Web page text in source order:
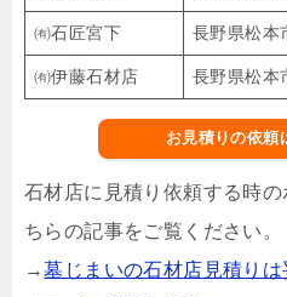
㈲石匠宮下 長野県松本
㈲伊藤石材店 長野県松本
お見積りの依頼
石材店に見積り依頼する時
ちらの記事をご覧ください。
→墓じまいの石材店見積り